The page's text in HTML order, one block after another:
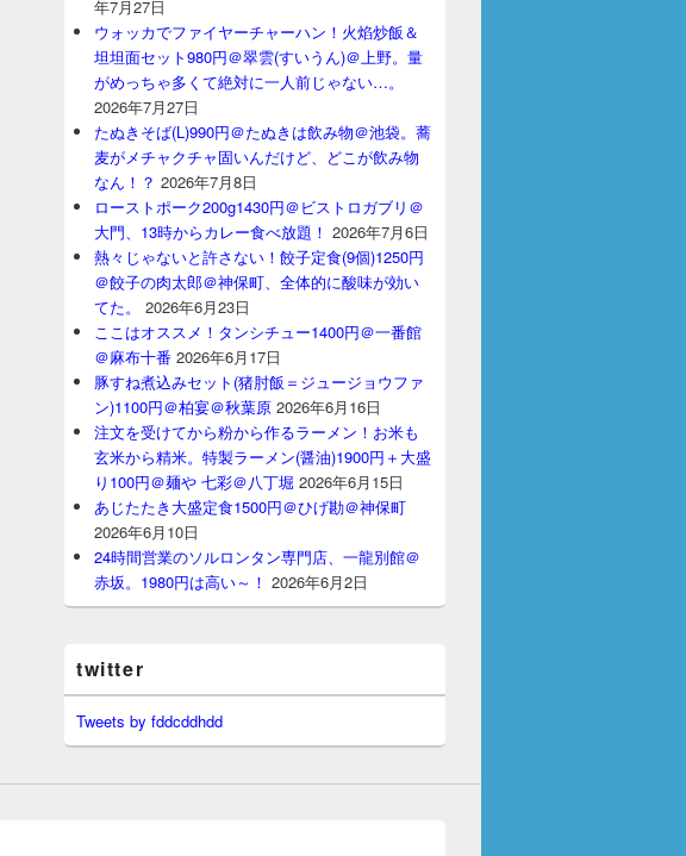
年7月27日
ウォッカでファイヤーチャーハン！火焰炒飯＆
坦坦面セット980円＠翠雲(すいうん)＠上野。量
がめっちゃ多くて絶対に一人前じゃない…。
2026年7月27日
たぬきそば(L)990円＠たぬきは飲み物＠池袋。蕎
麦がメチャクチャ固いんだけど、どこが飲み物
なん！？ 2026年7月8日
ローストポーク200g1430円＠ビストロガブリ＠
大門、13時からカレー食べ放題！ 2026年7月6日
熱々じゃないと許さない！餃子定食(9個)1250円
＠餃子の肉太郎＠神保町、全体的に酸味が効い
てた。
2026年6月23日
ここはオススメ！タンシチュー1400円＠一番館
＠麻布十番 2026年6月17日
豚すね煮込みセット(猪肘飯＝ジュージョウファ
ン)1100円＠柏宴＠秋葉原 2026年6月16日
注文を受けてから粉から作るラーメン！お米も
玄米から精米。特製ラーメン(醤油)1900円＋大盛
り100円＠麺や 七彩＠八丁堀 2026年6月15日
あじたたき大盛定食1500円＠ひげ勘＠神保町
2026年6月10日
24時間営業のソルロンタン専門店、一龍別館＠
赤坂。1980円は高い～！ 2026年6月2日
twitter
Tweets by fddcddhdd